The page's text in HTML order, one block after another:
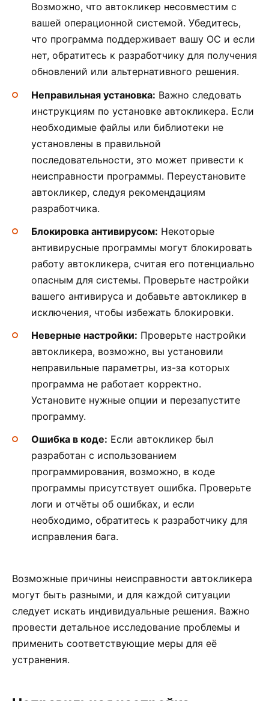
Возможно, что автокликер несовместим с
вашей операционной системой. Убедитесь,
что программа поддерживает вашу ОС и если
нет, обратитесь к разработчику для получения
обновлений или альтернативного решения.
Неправильная установка: Важно следовать
инструкциям по установке автокликера. Если
необходимые файлы или библиотеки не
установлены в правильной
последовательности, это может привести к
неисправности программы. Переустановите
автокликер, следуя рекомендациям
разработчика.
Блокировка антивирусом: Некоторые
антивирусные программы могут блокировать
работу автокликера, считая его потенциально
опасным для системы. Проверьте настройки
вашего антивируса и добавьте автокликер в
исключения, чтобы избежать блокировки.
Неверные настройки: Проверьте настройки
автокликера, возможно, вы установили
неправильные параметры, из-за которых
программа не работает корректно.
Установите нужные опции и перезапустите
программу.
Ошибка в коде: Если автокликер был
разработан с использованием
программирования, возможно, в коде
программы присутствует ошибка. Проверьте
логи и отчёты об ошибках, и если
необходимо, обратитесь к разработчику для
исправления бага.
Возможные причины неисправности автокликера
могут быть разными, и для каждой ситуации
следует искать индивидуальные решения. Важно
провести детальное исследование проблемы и
применить соответствующие меры для её
устранения.